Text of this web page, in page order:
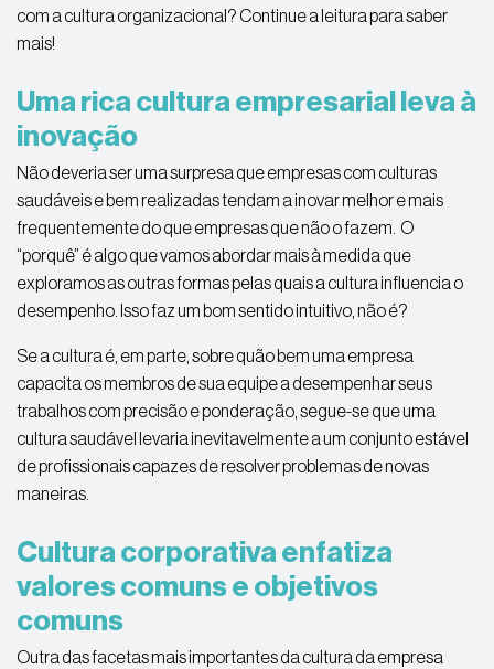
com a cultura organizacional? Continue a leitura para saber
mais!
Uma rica cultura empresarial leva à
inovação
Não deveria ser uma surpresa que empresas com culturas
saudáveis ​​e bem realizadas tendam a inovar melhor e mais
frequentemente do que empresas que não o fazem. O
“porquê” é algo que vamos abordar mais à medida que
exploramos as outras formas pelas quais a cultura influencia o
desempenho. Isso faz um bom sentido intuitivo, não é?
Se a cultura é, em parte, sobre quão bem uma empresa
capacita os membros de sua equipe a desempenhar seus
trabalhos com precisão e ponderação, segue-se que uma
cultura saudável levaria inevitavelmente a um conjunto estável
de profissionais capazes de resolver problemas de novas
maneiras.
Cultura corporativa enfatiza
valores comuns e objetivos
comuns
Outra das facetas mais importantes da cultura da empresa